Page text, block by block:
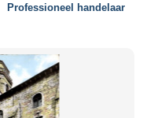
Professioneel handelaar